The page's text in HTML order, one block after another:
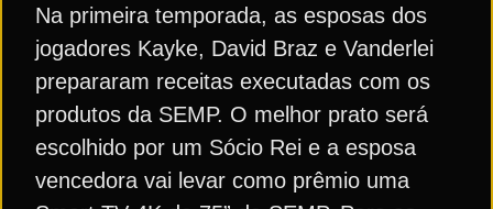
Na primeira temporada, as esposas dos
jogadores Kayke, David Braz e Vanderlei
prepararam receitas executadas com os
produtos da SEMP. O melhor prato será
escolhido por um Sócio Rei e a esposa
vencedora vai levar como prêmio uma